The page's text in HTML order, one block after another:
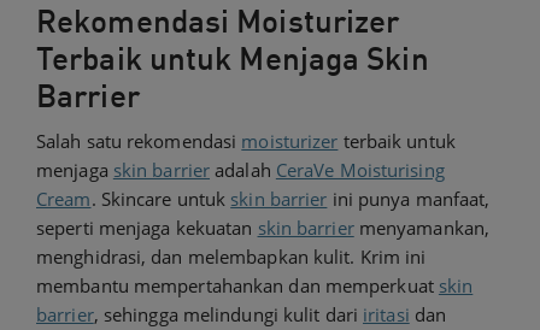
Rekomendasi Moisturizer
Terbaik untuk Menjaga Skin
Barrier
Salah satu rekomendasi moisturizer terbaik untuk
menjaga skin barrier adalah CeraVe Moisturising
Cream. Skincare untuk skin barrier ini punya manfaat,
seperti menjaga kekuatan skin barriermenyamankan,
menghidrasi, dan melembapkan kulit. Krim ini
membantu mempertahankan dan memperkuat skin
barrier, sehingga melindungi kulit dari iritasi dan